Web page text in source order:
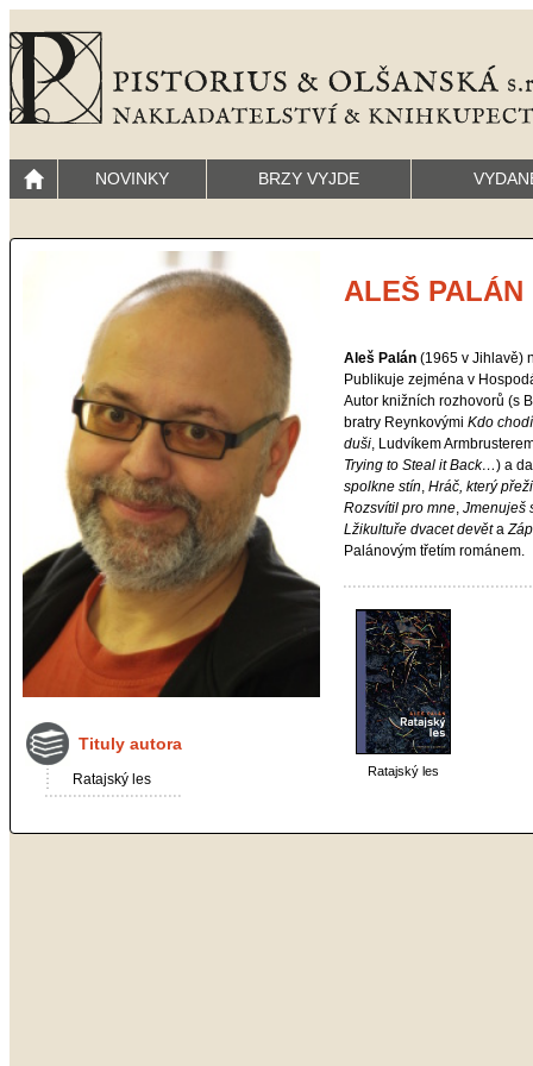
NOVINKY BRZY VYJDE
Tituly autora
Ratajský les
ALEŠ PALÁN
Aleš Palán (1965 v Jihlavě)
Publikuje zejména v
Autor knižních rozhovorů (s
bratry Reynkovými Kdo
duši, Ludvíkem
Trying to Steal it Back…) a
spolkne stín, Hráč, který
Rozsvítil pro mne, Jmenuješ
Lžikultuře dvacet devěta
Palánovým třetím románem.
Ratajský les